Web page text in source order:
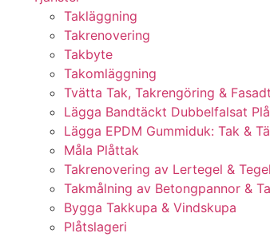
Takläggning
Takrenovering
Takbyte
Takomläggning
Tvätta Tak, Takrengöring &
Lägga Bandtäckt Dubbelfalsat
Lägga EPDM Gummiduk: Tak &
Måla Plåttak
Takrenovering av Lertegel &
Takmålning av Betongpannor &
Bygga Takkupa & Vindskupa
Plåtslageri